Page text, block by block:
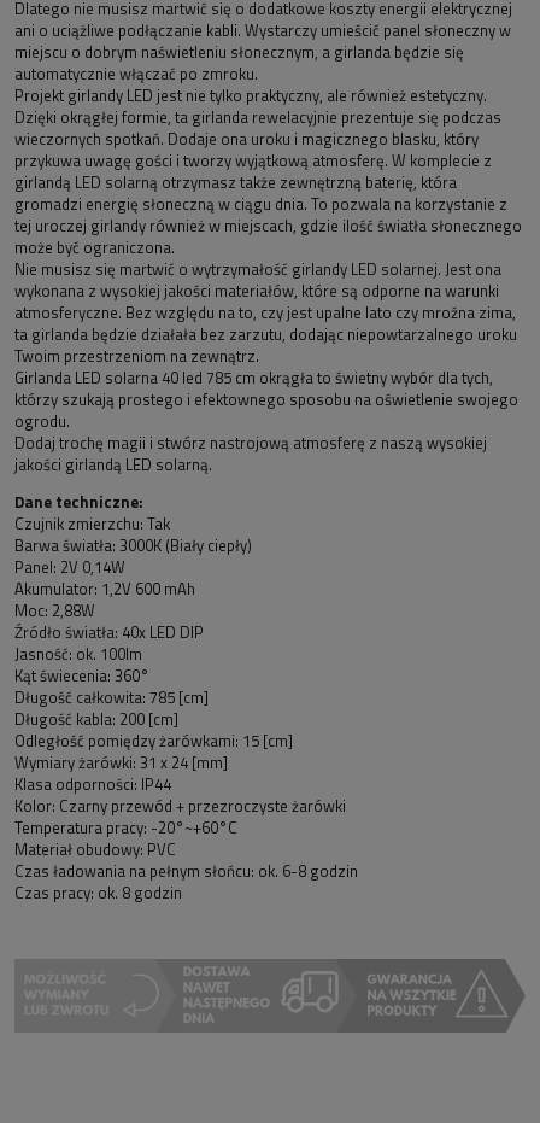
Dlatego nie musisz martwić się o dodatkowe koszty energii elektrycznej
ani o uciążliwe podłączanie kabli. Wystarczy umieścić panel słoneczny w
miejscu o dobrym naświetleniu słonecznym, a girlanda będzie się
automatycznie włączać po zmroku.
Projekt girlandy LED jest nie tylko praktyczny, ale również estetyczny.
Dzięki okrągłej formie, ta girlanda rewelacyjnie prezentuje się podczas
wieczornych spotkań. Dodaje ona uroku i magicznego blasku, który
przykuwa uwagę gości i tworzy wyjątkową atmosferę. W komplecie z
girlandą LED solarną otrzymasz także zewnętrzną baterię, która
gromadzi energię słoneczną w ciągu dnia. To pozwala na korzystanie z
tej uroczej girlandy również w miejscach, gdzie ilość światła słonecznego
może być ograniczona.
Nie musisz się martwić o wytrzymałość girlandy LED solarnej. Jest ona
wykonana z wysokiej jakości materiałów, które są odporne na warunki
atmosferyczne. Bez względu na to, czy jest upalne lato czy mroźna zima,
ta girlanda będzie działała bez zarzutu, dodając niepowtarzalnego uroku
Twoim przestrzeniom na zewnątrz.
Girlanda LED solarna 40 led 785 cm okrągła to świetny wybór dla tych,
którzy szukają prostego i efektownego sposobu na oświetlenie swojego
ogrodu.
Dodaj trochę magii i stwórz nastrojową atmosferę z naszą wysokiej
jakości girlandą LED solarną.
Dane techniczne:
Czujnik zmierzchu: Tak
Barwa światła: 3000K (Biały ciepły)
Panel: 2V 0,14W
Akumulator: 1,2V 600 mAh
Moc: 2,88W
Źródło światła: 40x LED DIP
Jasność: ok. 100lm
Kąt świecenia: 360°
Długość całkowita: 785 [cm]
Długość kabla: 200 [cm]
Odległość pomiędzy żarówkami: 15 [cm]
Wymiary żarówki: 31 x 24 [mm]
Klasa odporności: IP44
Kolor: Czarny przewód + przezroczyste żarówki
Temperatura pracy: -20°~+60°C
Materiał obudowy: PVC
Czas ładowania na pełnym słońcu: ok. 6-8 godzin
Czas pracy: ok. 8 godzin